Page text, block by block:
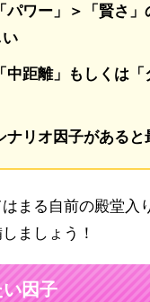
パワー」＞「賢さ
中距離」もしくは
ナリオ因子があると
まる自前の殿堂入
ましょう！
因子